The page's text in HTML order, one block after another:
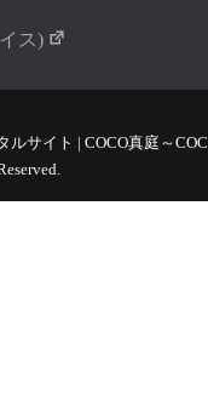
ス)
サイト | COCO真庭～